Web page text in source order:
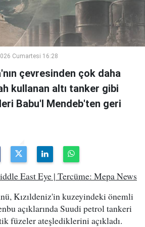
Cumartesi 16:28
çevresinden çok daha
kullanan altı tanker gibi
Babu'l Mendeb'ten geri
East Eye | Tercüme: Mepa News
Kızıldeniz'in kuzeyindeki önemli
açıklarında Suudi petrol tankeri
füzeler ateşlediklerini açıkladı.